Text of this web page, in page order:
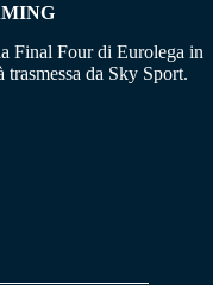
Final Four di Eurolega in
da Sky Sport.